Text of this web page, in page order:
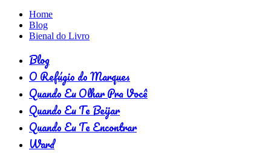
Home
Blog
Bienal do Livro
Blog
O Refúgio do Marques
Quando Eu Olhar Pra Você
Quando Eu Te Beijar
Quando Eu Te Encontrar
Ward